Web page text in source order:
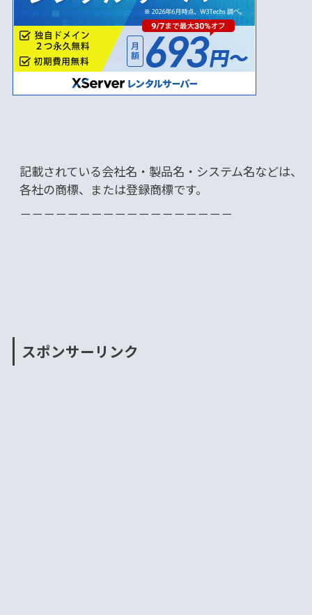
記載されている会社名・製品名・システム名などは、
各社の商標、または登録商標です。
－－－－－－－－－－－－－－－－－－
スポンサーリンク